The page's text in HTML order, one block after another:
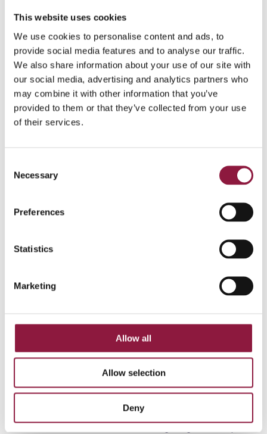
This website uses cookies
We use cookies to personalise content and ads, to
provide social media features and to analyse our traffic.
We also share information about your use of our site with
our social media, advertising and analytics partners who
may combine it with other information that you’ve
provided to them or that they’ve collected from your use
of their services.
Necessary
Preferences
Statistics
Marketing
Allow all
Allow selection
Deny
mobile enheter.
Effektiv feilretting og oppdatering for å unngå
nulldagssårbarheter.
Digital eksperthjelp (REG) for alle ansatte, både i
situasjoner der de er i møte med kunder og for å
støtte dem under fjernarbeid.
Redusere kostnader ved forandringer for å bli en
Forebygge ulykker og veilede de ansatte bedre i
arbeidshverdagen» på en god
Under kommer en rekke tiltak man bør vurdere for å
fremme «den nye arbeidshverdagen» på en vellykket
måte:
Sats på økt bruk av smarttelefoner og nettbrett.
Smarttelefoner er ikke et statussymbol lenger. De
har blitt et avgjørende verktøy for at
kontormedarbeidere skal kunne jobbe mer